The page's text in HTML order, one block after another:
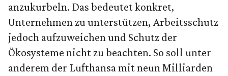
anzukurbeln. Das bedeutet konkret,
Unternehmen zu unterstützen, Arbeitsschutz
jedoch aufzuweichen und Schutz der
Ökosysteme nicht zu beachten. So soll unter
anderem der Lufthansa mit neun Milliarden